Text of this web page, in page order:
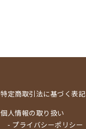
特定商取引法に基づく表記
個人情報の取り扱い
- プライバシーポリシー